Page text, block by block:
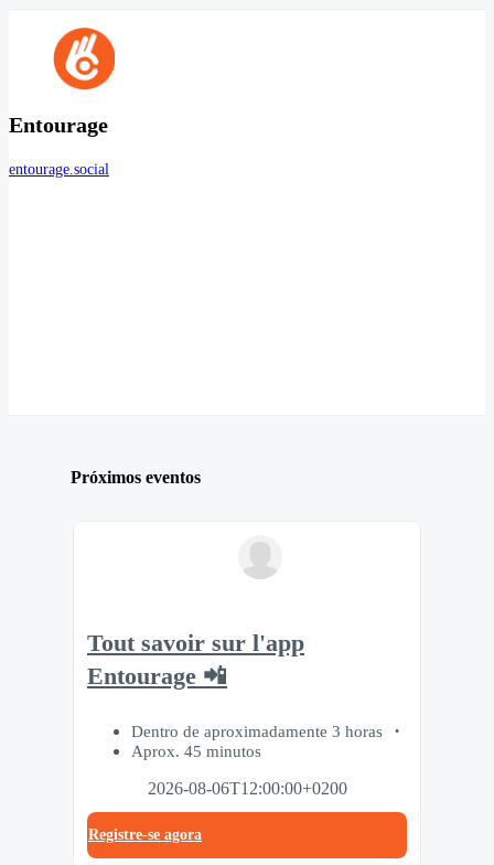
Entourage
entourage.social
Próximos eventos
Tout savoir sur l'app
Entourage 📲
Dentro de aproximadamente 3 horas
Aprox. 45 minutos
2026-08-06T12:00:00+0200
Registre-se agora